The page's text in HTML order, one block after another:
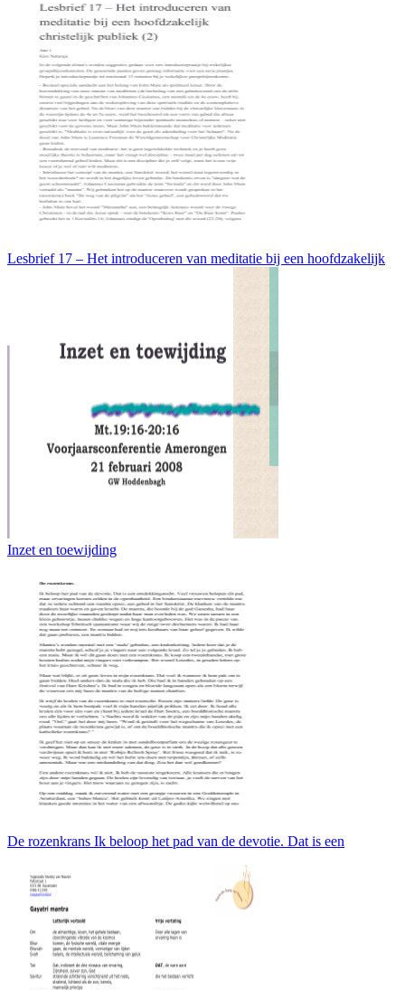
Lesbrief 17 – Het introduceren van meditatie bij een hoofdzakelijk
Inzet en toewijding
De rozenkrans Ik beloop het pad van de devotie. Dat is een